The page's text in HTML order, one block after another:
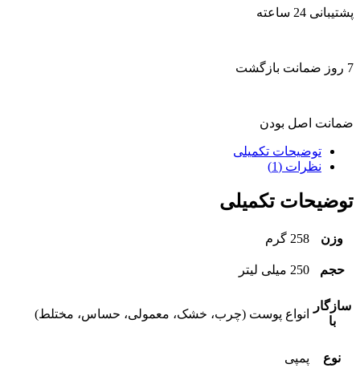
پشتیبانی 24 ساعته
7 روز ضمانت بازگشت
ضمانت اصل بودن
توضیحات تکمیلی
نظرات (1)
توضیحات تکمیلی
وزن 258 گرم
حجم 250 میلی لیتر
سازگار
با
انواع پوست (چرب، خشک، معمولی، حساس، مختلط)
نوع پمپی